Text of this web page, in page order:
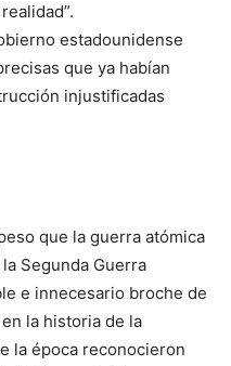
estadounidense
que ya habían
injustificadas
que la guerra atómica
Segunda Guerra
e innecesario broche de
la historia de la
la época reconocieron